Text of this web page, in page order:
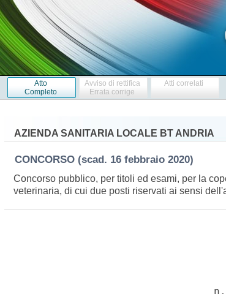
Atto
Completo
Avviso di rettifica
Errata corrige
Atti correlati
AZIENDA SANITARIA LOCALE BT ANDRIA
CONCORSO (scad. 16 febbraio 2020)
Concorso pubblico, per titoli ed esami, per la
veterinaria, di cui due posti riservati ai sensi